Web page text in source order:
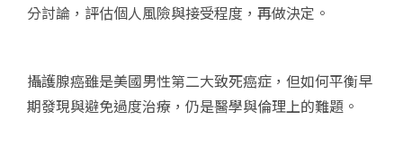
分討論，評估個人風險與接受程度，再做決定。
攝護腺癌雖是美國男性第二大致死癌症，但如何平衡早
期發現與避免過度治療，仍是醫學與倫理上的難題。